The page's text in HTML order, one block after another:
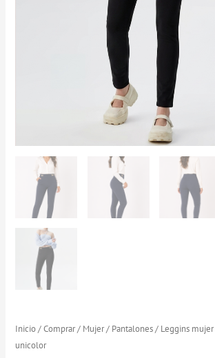
Inicio/Comprar/ Mujer/ Pantalones/ Leggins mujer
unicolor
Leggins
mujer